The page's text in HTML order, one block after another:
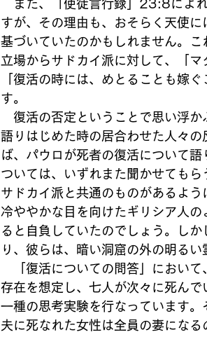
また、「使徒言行録」23:8によれ
すが、その理由も、おそらく天使
基づいていたのかもしれません。
立場からサドカイ派に対して、「
「復活の時には、めとることも嫁
す。
復活の否定ということで思い浮か
語りはじめた時の居合わせた人々
ば、パウロが死者の復活について
ついては、いずれまた聞かせても
サドカイ派と共通のものがあるよ
冷ややかな目を向けたギリシア人
ると自負していたのでしょう。し
り、彼らは、暗い洞窟の外の明る
「復活についての問答」において
存在を想定し、七人が次々に死ん
一種の思考実験を行なっています。
夫に死なれた女性は全員の妻にな